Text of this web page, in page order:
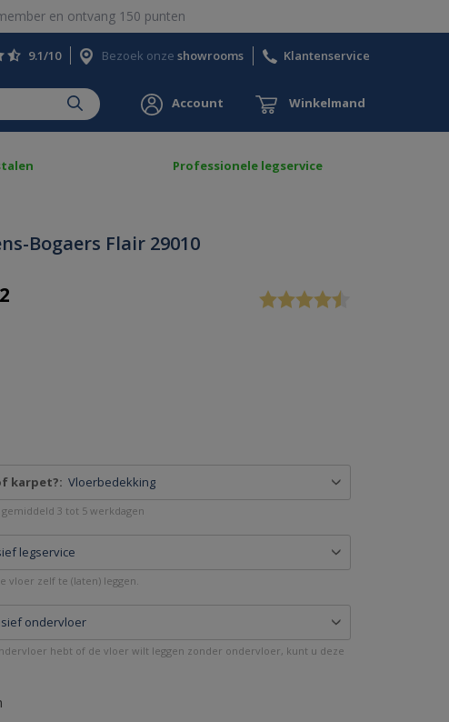
en ontvang 150 punten
9.1/10 Bezoek onze showrooms Klantenservice
Account Winkelmand
Professionele legservice
Bogaers Flair 29010
karpet?: Vloerbedekking
3 tot 5 werkdagen
legservice
vloer zelf te (laten) leggen.
ondervloer
hebt of de vloer wilt leggen zonder ondervloer, kunt u deze